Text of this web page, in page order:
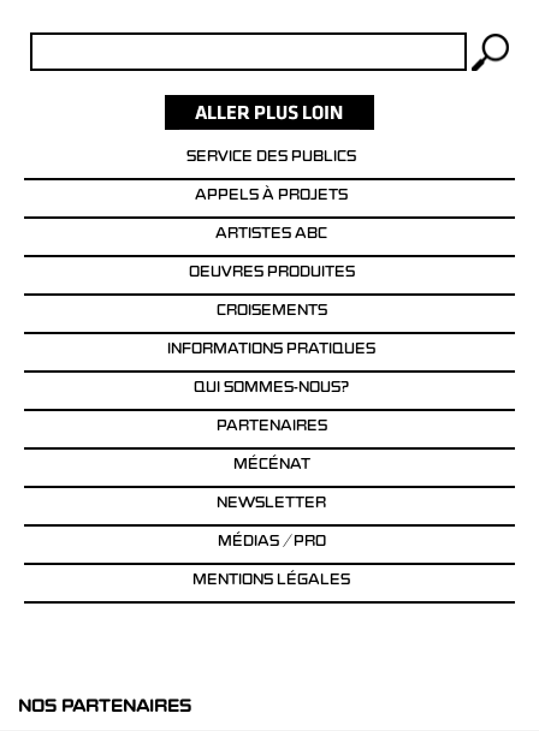
SERVICE DES PUBLICS
APPELS À PROJETS
ARTISTES ABC
OEUVRES PRODUITES
CROISEMENTS
INFORMATIONS PRATIQUES
QUI SOMMES-NOUS?
PARTENAIRES
MÉCÉNAT
NEWSLETTER
MÉDIAS / PRO
MENTIONS LÉGALES
NOS PARTENAIRES